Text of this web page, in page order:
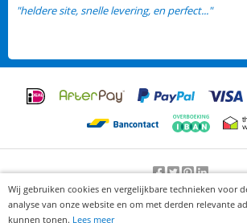
"heldere site, snelle levering, en perfect..."
Beoordeling door klanten:9.2/10-25000
Wij gebruiken cookies en vergelijkbare technieken voor
analyse van onze website en om met derden relevante
kunnen tonen. Lees meer